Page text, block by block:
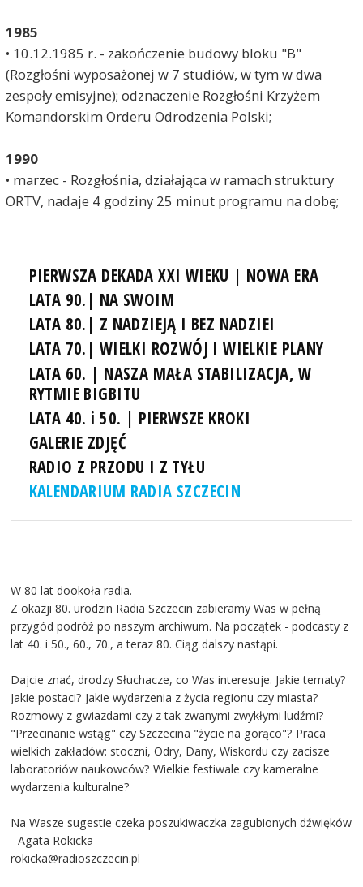
1985
• 10.12.1985 r. - zakończenie budowy bloku "B"
(Rozgłośni wyposażonej w 7 studiów, w tym w dwa
zespoły emisyjne); odznaczenie Rozgłośni Krzyżem
Komandorskim Orderu Odrodzenia Polski;
1990
• marzec - Rozgłośnia, działająca w ramach struktury
ORTV, nadaje 4 godziny 25 minut programu na dobę;
PIERWSZA DEKADA XXI WIEKU | NOWA ERA
LATA 90.| NA SWOIM
LATA 80.| Z NADZIEJĄ I BEZ NADZIEI
LATA 70.| WIELKI ROZWÓJ I WIELKIE PLANY
LATA 60. | NASZA MAŁA STABILIZACJA, W
RYTMIE BIGBITU
LATA 40. i 50. | PIERWSZE KROKI
GALERIE ZDJĘĆ
RADIO Z PRZODU I Z TYŁU
KALENDARIUM RADIA SZCZECIN
W 80 lat dookoła radia.
Z okazji 80. urodzin Radia Szczecin zabieramy Was w pełną
przygód podróż po naszym archiwum. Na początek - podcasty z
lat 40. i 50., 60., 70., a teraz 80. Ciąg dalszy nastąpi.
Dajcie znać, drodzy Słuchacze, co Was interesuje. Jakie tematy?
Jakie postaci? Jakie wydarzenia z życia regionu czy miasta?
Rozmowy z gwiazdami czy z tak zwanymi zwykłymi ludźmi?
"Przecinanie wstąg" czy Szczecina "życie na gorąco"? Praca
wielkich zakładów: stoczni, Odry, Dany, Wiskordu czy zacisze
laboratoriów naukowców? Wielkie festiwale czy kameralne
wydarzenia kulturalne?
Na Wasze sugestie czeka poszukiwaczka zagubionych dźwięków
- Agata Rokicka
rokicka@radioszczecin.pl